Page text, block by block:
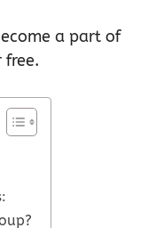
a part of
free.